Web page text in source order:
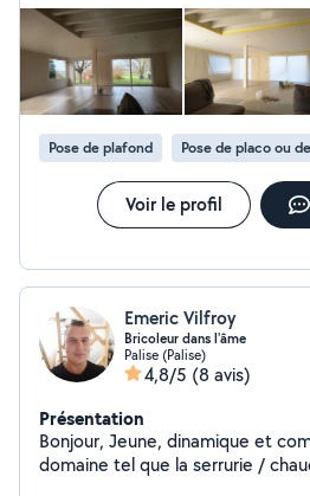
pour l'impression. Les finitions
meilleure qualité. Sérieux et appliqué, je me ferai un
plaisir de vous suivre et vous
David.
Pose de plafond Pose de placo ou
Voir le profil
Emeric Vilfroy
Bricoleur dans l'âme
Palise (Palise)
4,8/5 (8 avis)
Présentation
Bonjour, Jeune, dinamique et
domaine tel que la serrurie /